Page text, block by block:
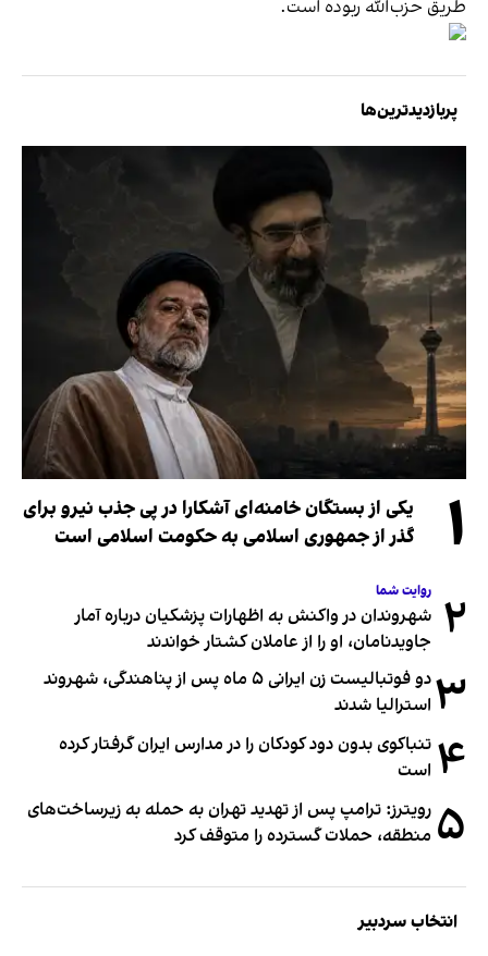
طریق حزب‌الله ربوده است.
پربازدیدترین‌ها
۱
یکی از بستگان خامنه‌ای آشکارا در پی جذب نیرو برای
گذر از جمهوری اسلامی به حکومت اسلامی است
۲ روایت شما
شهروندان در واکنش به اظهارات پزشکیان درباره آمار
جاویدنامان، او را از عاملان کشتار خواندند
۳
دو فوتبالیست زن ایرانی ۵ ماه پس از پناهندگی، شهروند
استرالیا شدند
۴ تنباکوی بدون دود کودکان را در مدارس ایران گرفتار کرده
است
۵ رویترز: ترامپ پس از تهدید تهران به حمله به زیرساخت‌های
منطقه، حملات گسترده را متوقف کرد
انتخاب سردبیر